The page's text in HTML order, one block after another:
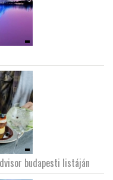
budapesti listáján